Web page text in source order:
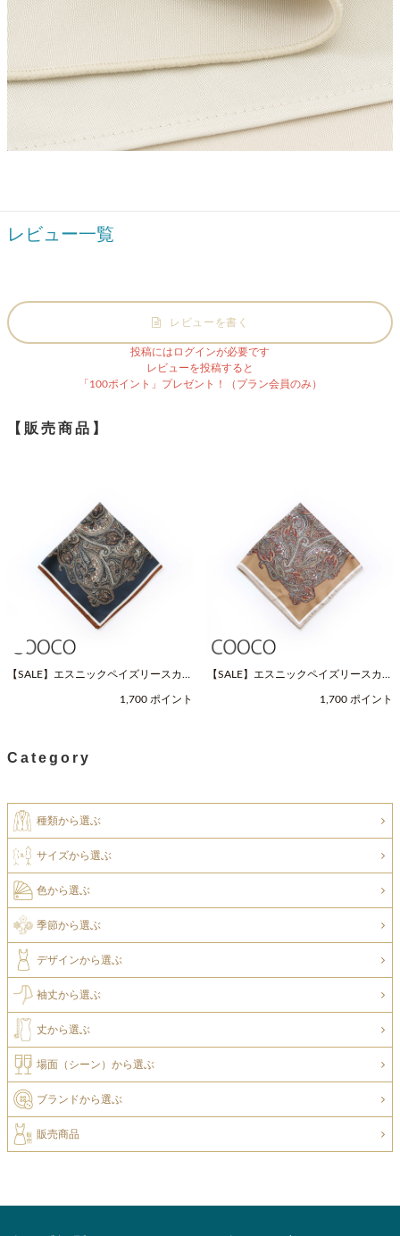
レビュー一覧
レビューを書く
投稿にはログインが必要です
レビューを投稿すると
「100ポイント」プレゼント！（プラン会員のみ）
【販売商品】
【SALE】エスニックペイズリースカー
1,700 ポイント
【SALE】エスニックペイズリースカー
1,700 ポイント
Category
種類から選ぶ
サイズから選ぶ
色から選ぶ
季節から選ぶ
デザインから選ぶ
袖丈から選ぶ
丈から選ぶ
場面（シーン）から選ぶ
ブランドから選ぶ
販売商品